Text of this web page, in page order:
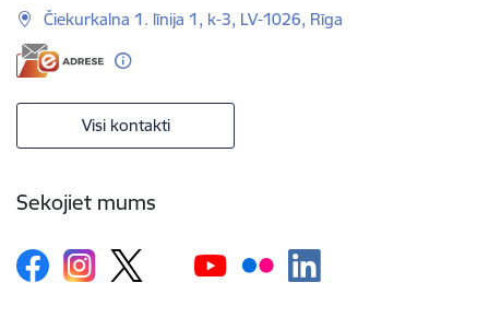
Čiekurkalna 1. līnija 1, k-3, LV-1026, Rīga
Visi kontakti
Sekojiet mums